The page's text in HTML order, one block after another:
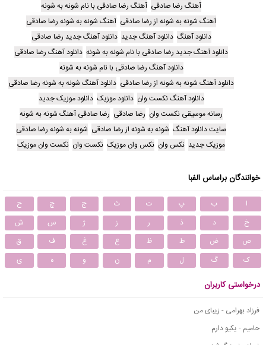
آهنگ رضا صادقی آهنگ رضا صادقی با نام شونه به شونه
آهنگ شونه به شونه از رضا صادقی آهنگ شونه به شونه رضا صادقی
دانلود آهنگ دانلود آهنگ جدید دانلود آهنگ جدید رضا صادقی
دانلود آهنگ جدید رضا صادقی با نام شونه به شونه دانلود آهنگ رضا صادقی
دانلود آهنگ رضا صادقی با نام شونه به شونه
دانلود آهنگ شونه به شونه از رضا صادقی دانلود آهنگ شونه به شونه رضا صادقی
دانلود آهنگ نکست وان دانلود موزیک دانلود موزیک جدید
رسانه موسیقی نکست وان رضا صادقی رضا صادقی آهنگ شونه به شونه
سایت دانلود آهنگ شونه به شونه از رضا صادقی شونه به شونه رضا صادقی
موزیک جدید نکس وان نکس وان موزیک نکست وان نکست وان موزیک
خوانندگان براساس الفبا
ا ب پ ت ث ج چ
ح
خ
د ذ ر ز ژ س
ش
ص
ض ط ظ ع غ ف
ق
ک
گ ل م ن و ه ی
درخواستی کاربران
فرزاد بهرامی - زیبای من
حامیم - یکیو دارم